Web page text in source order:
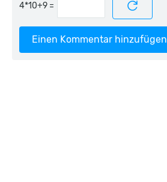
=
Einen Kommentar hinzufügen